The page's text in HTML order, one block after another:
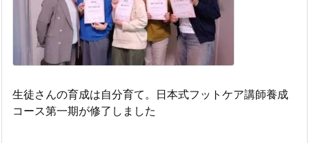
生徒さんの育成は自分育て。日本式フットケア講師養成
コース第一期が修了しました